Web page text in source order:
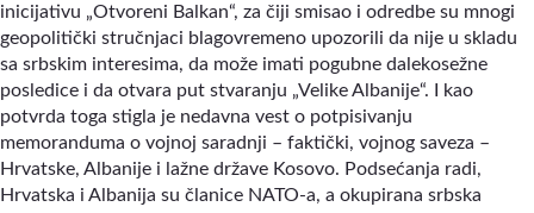
inicijativu „Otvoreni Balkan“, za čiji smisao i odredbe su mnogi
geopolitički stručnjaci blagovremeno upozorili da nije u skladu
sa srbskim interesima, da može imati pogubne dalekosežne
posledice i da otvara put stvaranju „Velike Albanije“. I kao
potvrda toga stigla je nedavna vest o potpisivanju
memoranduma o vojnoj saradnji – faktički, vojnog saveza –
Hrvatske, Albanije i lažne države Kosovo. Podsećanja radi,
Hrvatska i Albanija su članice NATO-a, a okupirana srbska